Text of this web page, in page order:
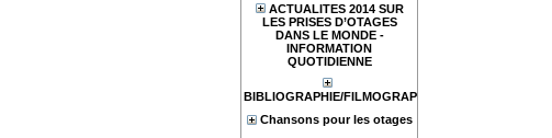
ACTUALITES 2014 SUR
LES PRISES D’OTAGES
DANS LE MONDE -
INFORMATION
QUOTIDIENNE
BIBLIOGRAPHIE/FILMOGRAPHIE
Chansons pour les otages